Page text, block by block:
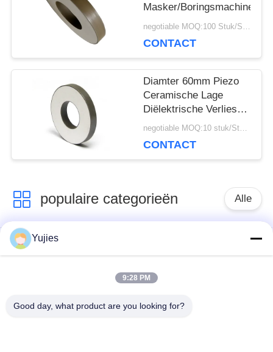
Masker/Boringsmachine
negotiable MOQ:100 Stuk/Stukken
CONTACT
Diamter 60mm Piezo
Ceramische Lage
Diëlektrische Verlies
van de Rings Hoge
negotiable MOQ:10 stuk/Stukken
CONTACT
populaire categorieën Alle
De Ultrasone
Omvormer van PZT
Omvormer
schoonmakende
Ultrasone
Yujies
9:28 PM
Good day, what product are you looking for?